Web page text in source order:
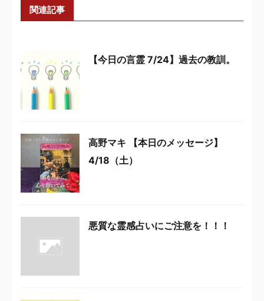
関連記事
【今日の言霊 7/24】過去の教訓。
高野マキ 【本日のメッセージ】
4/18（土）
悪質な霊感占いにご注意を！！！